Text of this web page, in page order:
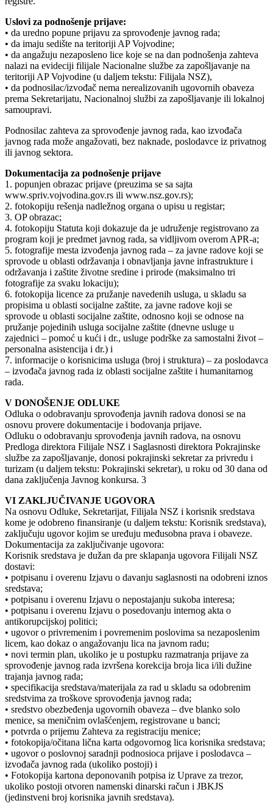
Uslovi za podnošenje prijave:
• da uredno popune prijavu za sprovođenje javnog rada;
• da imaju sedište na teritoriji AP Vojvodine;
• da angažuju nezaposleno lice koje se na dan podnošenja zahteva
nalazi na evideciji filijale Nacionalne službe za zapošljavanje na
teritoriji AP Vojvodine (u daljem tekstu: Filijala NSZ),
• da podnosilac/izvođač nema nerealizovanih ugovornih obaveza
prema Sekretarijatu, Nacionalnoj službi za zapošljavanje ili lokalnoj
samoupravi.
Podnosilac zahteva za sprovođenje javnog rada, kao izvođača
javnog rada može angažovati, bez naknade, poslodavce iz privatnog
ili javnog sektora.
Dokumentacija za podnošenje prijave
1. popunjen obrazac prijave (preuzima se sa sajta
www.spriv.vojvodina.gov.rs ili www.nsz.gov.rs);
2. fotokopiju rešenja nadležnog organa o upisu u registar;
3. OP obrazac;
4. fotokopiju Statuta koji dokazuje da je udruženje registrovano za
program koji je predmet javnog rada, sa vidljivom overom APR-a;
5. fotografije mesta izvođenja javnog rada – za javne radove koji se
sprovode u oblasti održavanja i obnavljanja javne infrastrukture i
održavanja i zaštite životne sredine i prirode (maksimalno tri
fotografije za svaku lokaciju);
6. fotokopija licence za pružanje navedenih usluga, u skladu sa
propisima u oblasti socijalne zaštite, za javne radove koji se
sprovode u oblasti socijalne zaštite, odnosno koji se odnose na
pružanje pojedinih usluga socijalne zaštite (dnevne usluge u
zajednici – pomoć u kući i dr., usluge podrške za samostalni život –
personalna asistencija i dr.) i
7. informacije o korisnicima usluga (broj i struktura) – za poslodavca
– izvođača javnog rada iz oblasti socijalne zaštite i humanitarnog
rada.
V DONOŠENJE ODLUKE
Odluka o odobravanju sprovođenja javnih radova donosi se na
osnovu provere dokumentacije i bodovanja prijave.
Odluku o odobravanju sprovođenja javnih radova, na osnovu
Predloga direktora Filijale NSZ i Saglasnosti direktora Pokrajinske
službe za zapošljavanje, donosi pokrajinski sekretar za privredu i
turizam (u daljem tekstu: Pokrajinski sekretar), u roku od 30 dana od
dana zaključenja Javnog konkursa. 3
VI ZAKLJUČIVANJE UGOVORA
Na osnovu Odluke, Sekretarijat, Filijala NSZ i korisnik sredstava
kome je odobreno finansiranje (u daljem tekstu: Korisnik sredstava),
zaključuju ugovor kojim se uređuju međusobna prava i obaveze.
Dokumentacija za zaključivanje ugovora:
Korisnik sredstava je dužan da pre sklapanja ugovora Filijali NSZ
dostavi:
• potpisanu i overenu Izjavu o davanju saglasnosti na odobreni iznos
sredstava;
• potpisanu i overenu Izjavu o nepostajanju sukoba interesa;
• potpisanu i overenu Izjavu o posedovanju internog akta o
antikorupcijskoj politici;
• ugovor o privremenim i povremenim poslovima sa nezaposlenim
licem, kao dokaz o angažovanju lica na javnom radu;
• novi termin plan, ukoliko je u postupku razmatranja prijave za
sprovođenje javnog rada izvršena korekcija broja lica i/ili dužine
trajanja javnog rada;
• specifikacija sredstava/materijala za rad u skladu sa odobrenim
sredstvima za troškove sprovođenja javnog rada;
• sredstvo obezbeđenja ugovornih obaveza – dve blanko solo
menice, sa meničnim ovlašćenjem, registrovane u banci;
• potvrda o prijemu Zahteva za registraciju menice;
• fotokopija/očitana lična karta odgovornog lica korisnika sredstava;
• ugovor o poslovnoj saradnji podnosioca prijave i poslodavca –
izvođača javnog rada (ukoliko postoji) i
• Fotokopija kartona deponovanih potpisa iz Uprave za trezor,
ukoliko postoji otvoren namenski dinarski račun i JBKJS
(jedinstveni broj korisnika javnih sredstava).